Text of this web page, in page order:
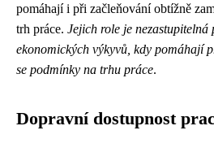
pomáhají i při začleňování obtížně
trh práce. Jejich role je nezastupitelná
ekonomických výkyvů, kdy pomáhají
se podmínky na trhu práce.
Dopravní dostupnost